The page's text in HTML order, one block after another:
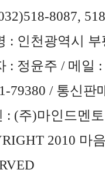
8087,
: 인천광역시
: 정윤주 / 메일 :
79380 / 통신판
(주)마인드멘토
2010 마